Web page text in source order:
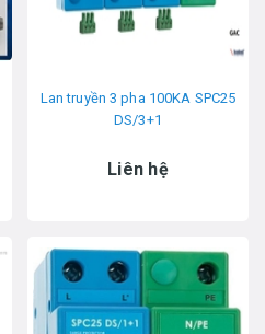
Lan truyền 3 pha 100KA SPC25
DS/3+1
Liên hệ